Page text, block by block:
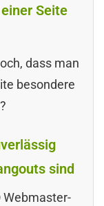
Seite
dass man
besondere
sind
Webmaster-